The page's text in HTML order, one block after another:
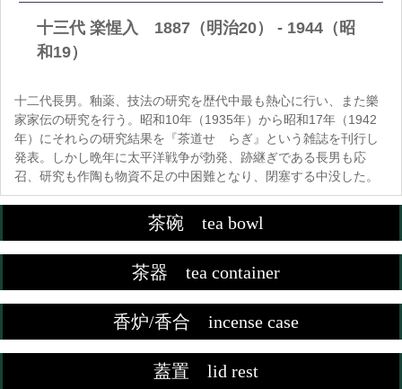
十三代 楽惺入 1887（明治20） - 1944（昭
和19）
十二代長男。釉薬、技法の研究を歴代中最も熱心に行い、また樂
家家伝の研究を行う。昭和10年（1935年）から昭和17年（1942
年）にそれらの研究結果を『茶道せゝらぎ』という雑誌を刊行し
発表。しかし晩年に太平洋戦争が勃発、跡継ぎである長男も応
召、研究も作陶も物資不足の中困難となり、閉塞する中没した。
茶碗 tea bowl
茶器 tea container
香炉/香合 incense case
蓋置 lid rest